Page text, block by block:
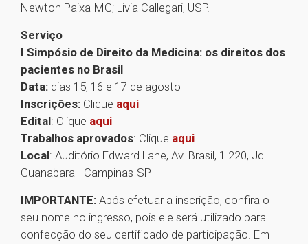
Newton Paixa-MG; Livia Callegari, USP.
Serviço
I Simpósio de Direito da Medicina: os direitos dos
pacientes no Brasil
Data: dias 15, 16 e 17 de agosto
Inscrições: Clique aqui
Edital: Clique aqui
Trabalhos aprovados: Clique aqui
Local: Auditório Edward Lane, Av. Brasil, 1.220, Jd.
Guanabara - Campinas-SP
IMPORTANTE: Após efetuar a inscrição, confira o
seu nome no ingresso, pois ele será utilizado para
confecção do seu certificado de participação. Em